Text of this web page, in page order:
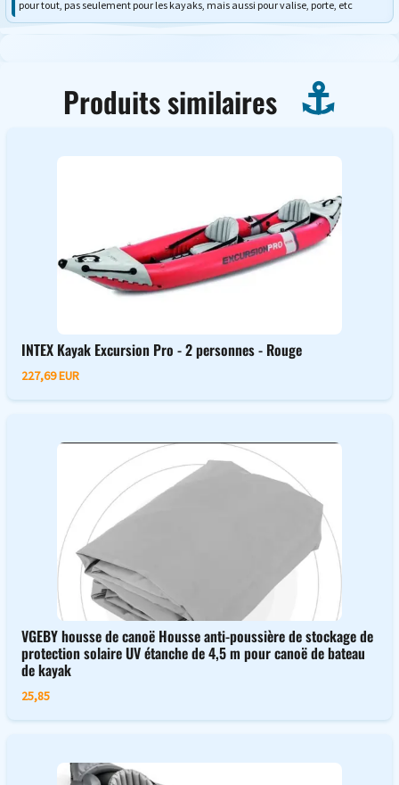
pour tout, pas seulement pour les kayaks, mais aussi pour valise, porte, etc
Produits similaires
INTEX Kayak Excursion Pro - 2 personnes - Rouge
227,69 EUR
VGEBY housse de canoë Housse anti-poussière de stockage de
protection solaire UV étanche de 4,5 m pour canoë de bateau
de kayak
25,85